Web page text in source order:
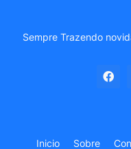
Sempre Trazendo
Inicio Sobre